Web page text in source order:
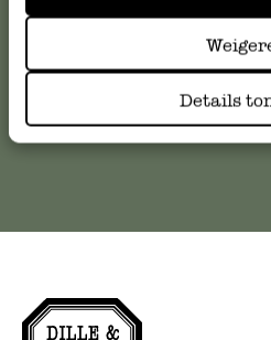
Details
serviceclientele@dille-